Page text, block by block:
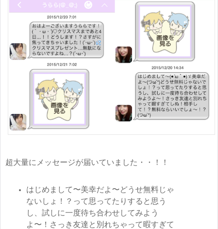
超大量にメッセージが届いていました・・！！
はじめまして〜美幸だよ〜どうせ無料じゃ
ないしょ！？って思ってたりすると思う
し、試しに一度待ち合わせしてみよう
よ〜！さっき友達と別れちゃって暇すぎて